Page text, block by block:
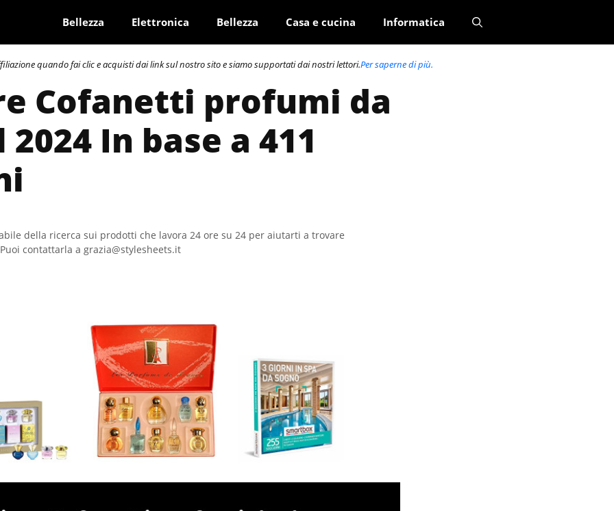
Bellezza Elettronica Bellezza Casa e cucina Informatica
quando fai clic e acquisti dai link sul nostro sito e siamo supportati dai nostri lettori.Per saperne di più.
Cofanetti profumi da
In base a 411
della ricerca sui prodotti che lavora 24 ore su 24 per aiutarti a trovare
contattarla a grazia@stylesheets.it